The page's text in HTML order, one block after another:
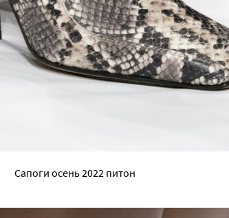
Сапоги осень 2022 питон